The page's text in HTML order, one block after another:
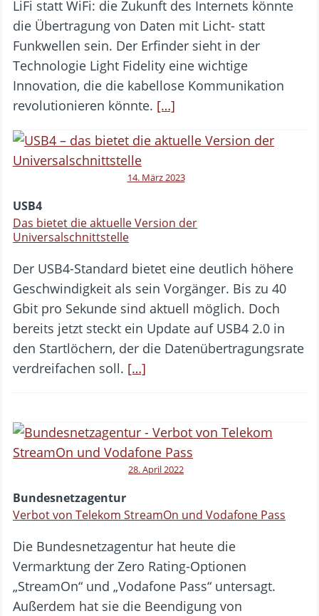
LiFi statt WiFi: die Zukunft des Internets könnte
die Übertragung von Daten mit Licht- statt
Funkwellen sein. Der Erfinder sieht in der
Technologie Light Fidelity eine wichtige
Innovation, die die kabellose Kommunikation
revolutionieren könnte. […]
14. März 2023
USB4
Das bietet die aktuelle Version der
Universalschnittstelle
Der USB4-Standard bietet eine deutlich höhere
Geschwindigkeit als sein Vorgänger. Bis zu 40
Gbit pro Sekunde sind aktuell möglich. Doch
bereits jetzt steckt ein Update auf USB4 2.0 in
den Startlöchern, der die Datenübertragungsrate
verdreifachen soll. […]
28. April 2022
Bundesnetzagentur
Verbot von Telekom StreamOn und Vodafone Pass
Die Bundesnetzagentur hat heute die
Vermarktung der Zero Rating-Optionen
„StreamOn“ und „Vodafone Pass“ untersagt.
Außerdem hat sie die Beendigung von